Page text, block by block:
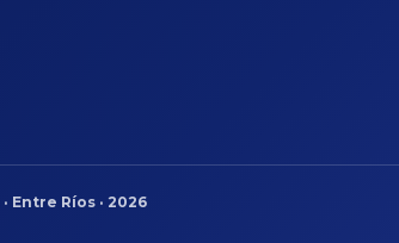
· Entre Ríos · 2026